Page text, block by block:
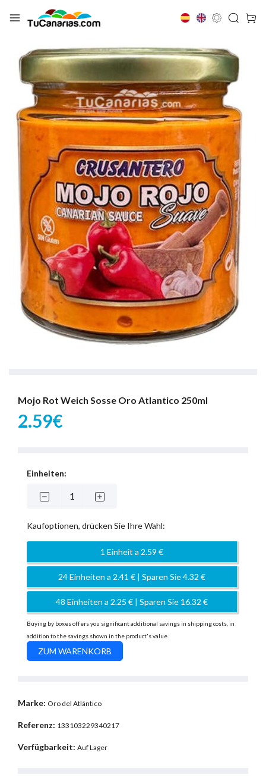
Mojo Rot Weich Sosse Oro Atlantico 250ml
2.59€
Einheiten:
Kaufoptionen, drücken Sie Ihre Wahl:
1 Einheit a 2.59 €
24 Einheiten a 2.41 € | Sparen Sie 4.32 €
48 Einheiten a 2.25 € | Sparen Sie 16.32 €
Buying by boxes offers you significant additional savings in shipping costs, in
addition to the savings shown in the product's value.
Marke: Oro del Atlántico
Referenz: 133103229340217
Verfügbarkeit: Auf Lager